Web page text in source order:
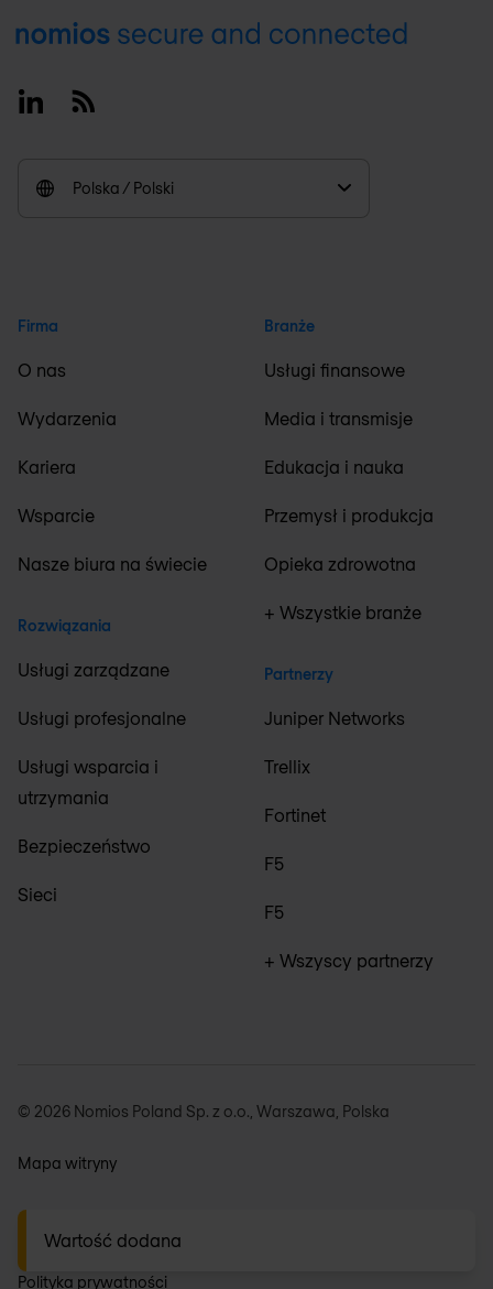
Wartość dodana
Footer
LinkedinRSS
Polska / Polski
Firma
O nas
Wydarzenia
Kariera
Wsparcie
Nasze biura na świecie
Rozwiązania
Usługi zarządzane
Usługi profesjonalne
Usługi wsparcia i
utrzymania
Bezpieczeństwo
Sieci
Branże
Usługi finansowe
Media i transmisje
Edukacja i nauka
Przemysł i produkcja
Opieka zdrowotna
+ Wszystkie branże
Partnerzy
Juniper Networks
Trellix
Fortinet
F5
F5
+ Wszyscy partnerzy
© 2026 Nomios Poland Sp. z o.o., Warszawa, Polska
Mapa witryny
Informacje prawne
Polityka prywatności